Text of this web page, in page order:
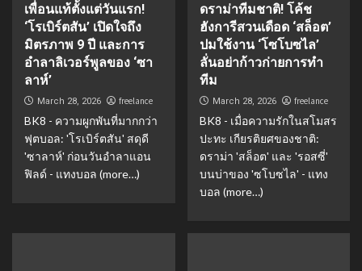
เพื่อนแท้ตั้งแต่วันแรก!
‘โรเบิร์ตสัน’ เปิดใจถึง
มิตรภาพ 9 ปี และการ
อำลาลิเวอร์พูลของ ‘ซา
ลาห์’
March 28, 2026 freelance
BK8 - ความผูกพันที่มากกว่า
ฟุตบอล: 'โรเบิร์ตสัน' สดุดี
'ซาลาห์' ก่อนวันอำลาแอน
ฟิลด์ - แทงบอล (more…)
ดราม่าทีมชาติ! โค้ช
ฮังการีสวนเดือด ‘สล็อต’
ปมใช้งาน ‘โซโบซไล’
ลั่นอย่าก้าวก่ายการทำ
ทีม
March 28, 2026 freelance
BK8 - เมื่อความรักในสโมสร
ปะทะ เกียรติยศของชาติ:
ดราม่า 'สล็อต' และ 'รอสซี่'
บนบ่าของ 'ซโบซไล' - แทง
บอล (more…)